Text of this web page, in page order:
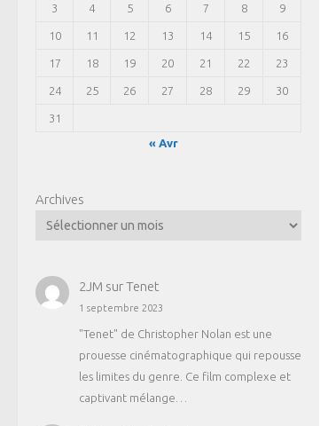
3 4 5 6 7 8 9
10 11 12 13 14 15 16
17 18 19 20 21 22 23
24 25 26 27 28 29 30
31
« Avr
Archives
2JM surTenet
1 septembre 2023
"Tenet" de Christopher Nolan est une
prouesse cinématographique qui repousse
les limites du genre. Ce film complexe et
captivant mélange…